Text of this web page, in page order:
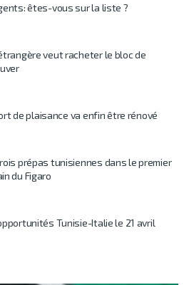
êtes-vous sur la liste ?
veut racheter le bloc de
de plaisance va enfin être rénové
prépas tunisiennes dans le premier
du Figaro
Tunisie-Italie le 21 avril